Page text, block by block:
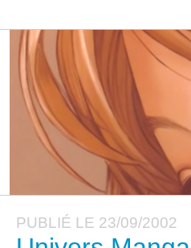
PUBLIÉ LE 23/09/2002